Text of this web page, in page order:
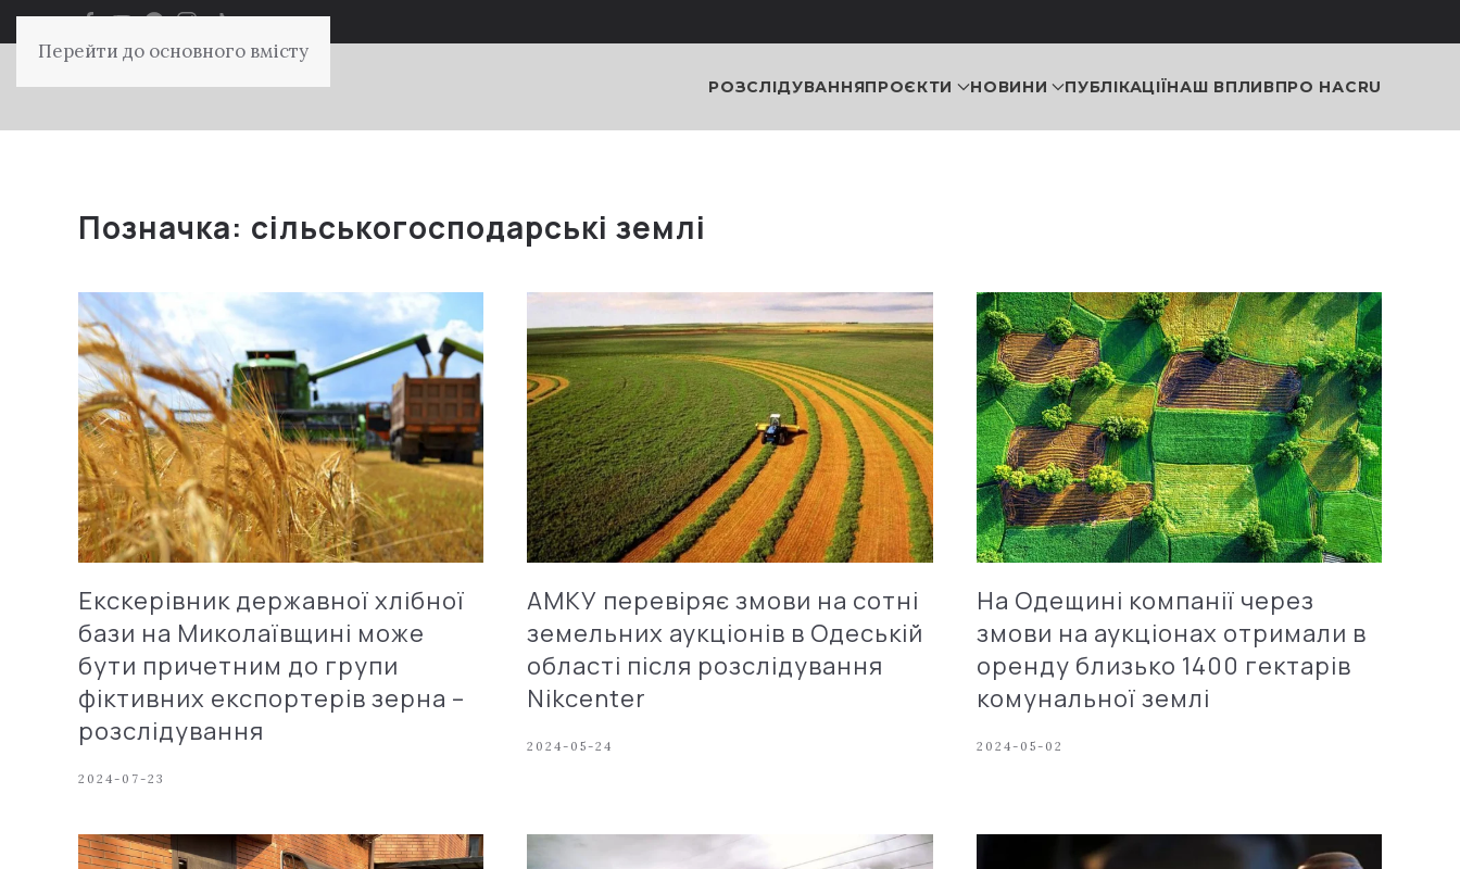
Перейти до основного вмісту
РОЗСЛІДУВАННЯПРОЄКТИ НОВИНИ ПУБЛІКАЦІЇНАШ ВПЛИВПРО НАСRU
Позначка: сільськогосподарські землі
Екскерівник державної хлібної
бази на Миколаївщині може
бути причетним до групи
фіктивних експортерів зерна –
розслідування
2024-07-23
АМКУ перевіряє змови на сотні
земельних аукціонів в Одеській
області після розслідування
Nіkcenter
2024-05-24
На Одещині компанії через
змови на аукціонах отримали в
оренду близько 1400 гектарів
комунальної землі
2024-05-02